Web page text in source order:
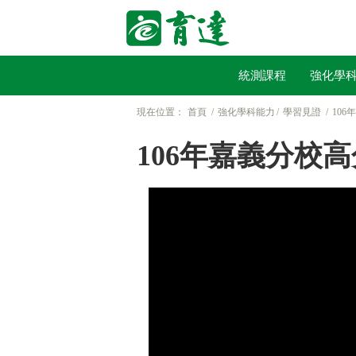
統測課程 強化學
現在位置： 首頁 強化學科能力 學習見證 106
106年嘉義分校